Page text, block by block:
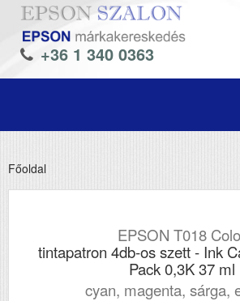
+36 1 340 0363
Főoldal
EPSON T018
tintapatron 4db-os szett - Ink
Pack 0,3K 37 ml
cyan, magenta, sárga,